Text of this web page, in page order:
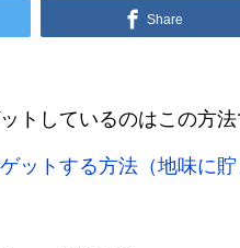
Share
トしているのはこの方法
ットする方法（地味に貯